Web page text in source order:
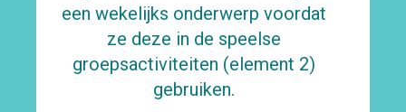
een wekelijks onderwerp voordat
ze deze in de speelse
groepsactiviteiten (element 2)
gebruiken.